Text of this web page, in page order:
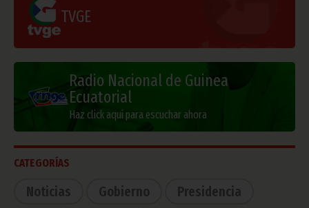
TVGE
Radio Nacional de Guinea
Ecuatorial
Haz click aquí para escuchar ahora
CATEGORÍAS
Noticias Gobierno
Presidencia